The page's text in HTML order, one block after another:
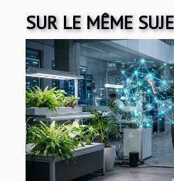
SUR LE MÊME